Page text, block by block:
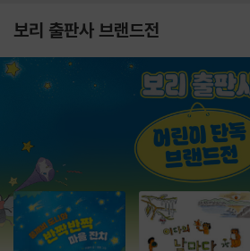
보리 출판사 브랜드전